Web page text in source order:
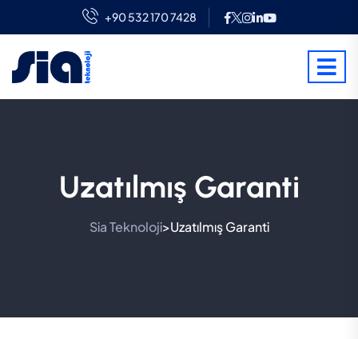
+90 532 170 7428
Uzatılmış Garanti
Sia Teknoloji>Uzatılmış Garanti